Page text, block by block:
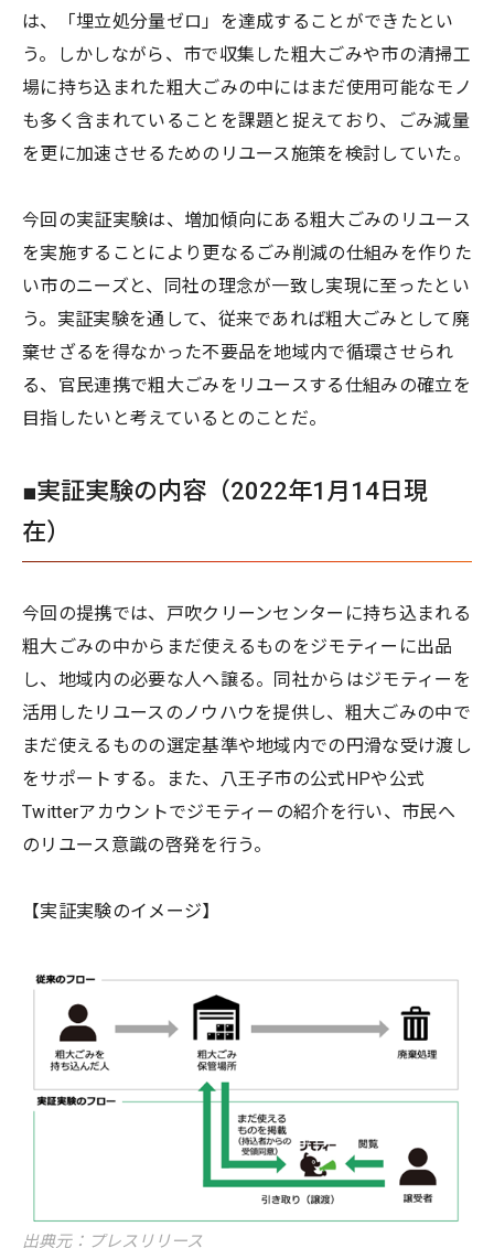
は、「埋立処分量ゼロ」を達成することができたとい
う。しかしながら、市で収集した粗大ごみや市の清掃工
場に持ち込まれた粗大ごみの中にはまだ使用可能なモノ
も多く含まれていることを課題と捉えており、ごみ減量
を更に加速させるためのリユース施策を検討していた。
今回の実証実験は、増加傾向にある粗大ごみのリユース
を実施することにより更なるごみ削減の仕組みを作りた
い市のニーズと、同社の理念が一致し実現に至ったとい
う。実証実験を通して、従来であれば粗大ごみとして廃
棄せざるを得なかった不要品を地域内で循環させられ
る、官民連携で粗大ごみをリユースする仕組みの確立を
目指したいと考えているとのことだ。
■実証実験の内容（2022年1月14日現
在）
今回の提携では、戸吹クリーンセンターに持ち込まれる
粗大ごみの中からまだ使えるものをジモティーに出品
し、地域内の必要な人へ譲る。同社からはジモティーを
活用したリユースのノウハウを提供し、粗大ごみの中で
まだ使えるものの選定基準や地域内での円滑な受け渡し
をサポートする。また、八王子市の公式HPや公式
Twitterアカウントでジモティーの紹介を行い、市民へ
のリユース意識の啓発を行う。
【実証実験のイメージ】
出典元：プレスリリース